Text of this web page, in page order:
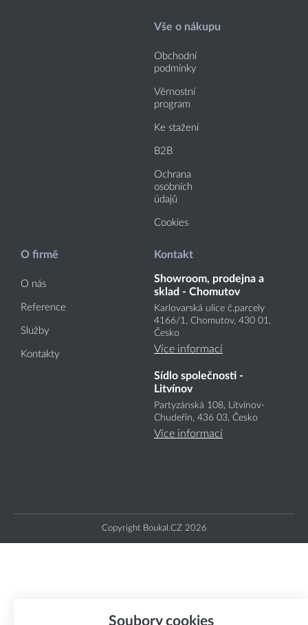
Vše o nákupu
Obchodní
podmínky
Věrnostní
program
Ke stažení
B2B
Ochrana
osobních
údajů
Cookies
O firmě
O nás
Reference
Služby
Kontakty
Kontakt
Showroom, prodejna a
sklad - Chomutov
Karlovarská ulice č.parcely
4166/1, Chomutov, 430 01,
Česko
Více informací
Sídlo společnosti -
Litvínov
Partyzánská 108, Litvínov-
Chudeřín, 436 03, Česko
Více informací
Copyright Boukal.CZ 2026
Soubory cookies